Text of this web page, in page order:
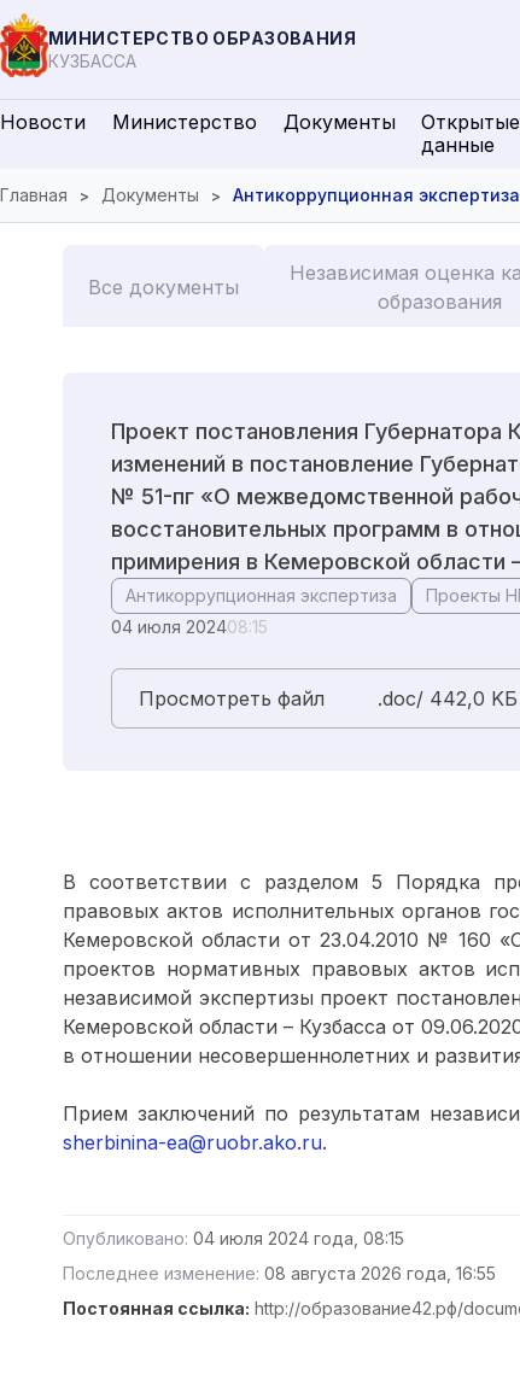
МИНИСТЕРСТВО ОБРАЗОВАНИЯ
КУЗБАССА
Новости Министерство Документы
Открытые
данные
Главная Документы Антикоррупционная экспертиза
Все документы
Независимая оценка
образования
Проект постановления Губернатора
изменений в постановление
№ 51-пг «О межведомственной
восстановительных программ в
примирения в Кемеровской области
Антикоррупционная экспертиза
Проекты
04 июля 202408:15
Просмотреть файл .doc/ 442,0 KБ
В соответствии с разделом 5 Порядка
правовых актов исполнительных органов
Кемеровской области от 23.04.2010 № 160
проектов нормативных правовых актов
независимой экспертизы проект
Кемеровской области – Кузбасса от
в отношении несовершеннолетних и
Прием заключений по результатам
sherbinina-ea@ruobr.ako.ru.
Опубликовано: 04 июля 2024 года, 08:15
Последнее изменение: 08 августа 2026 года, 16:55
Постоянная ссылка: http://образование42.рф/